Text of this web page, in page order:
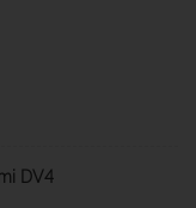
DV4